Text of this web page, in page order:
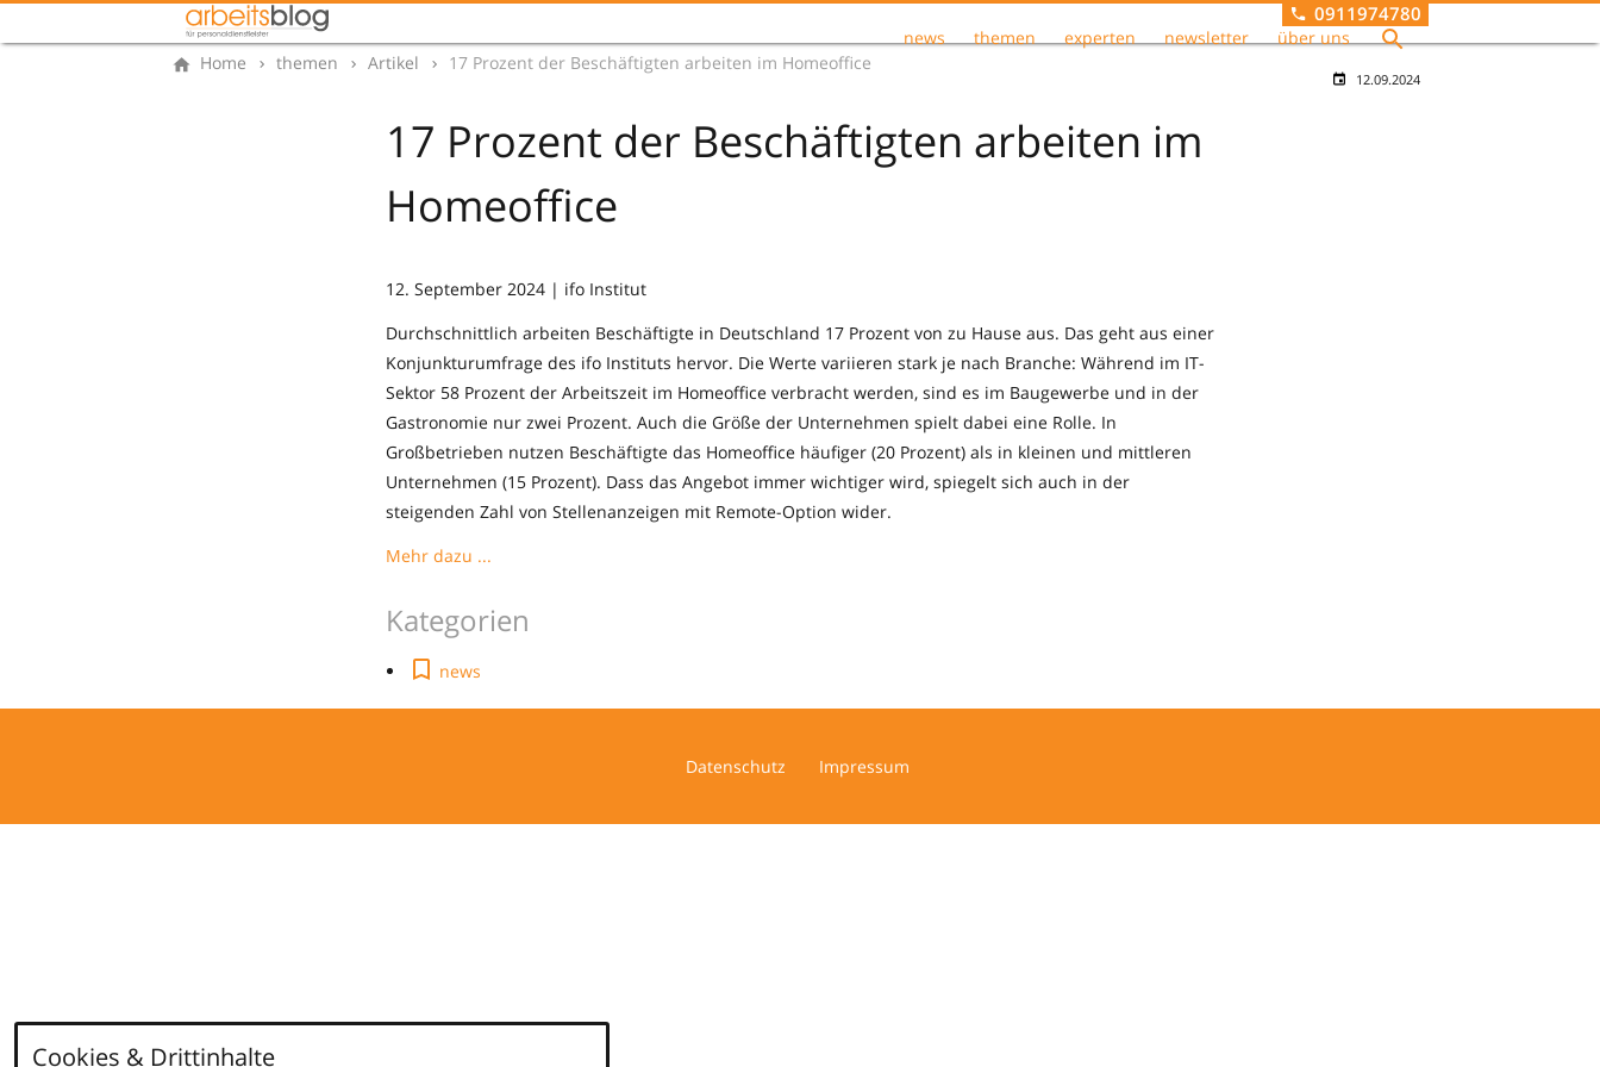
news themen experten newsletter über uns
0911974780
Home themen Artikel 17 Prozent der Beschäftigten arbeiten im Homeoffice
12.09.2024
17 Prozent der Beschäftigten arbeiten im
Homeoffice
12. September 2024 | ifo Institut
Durchschnittlich arbeiten Beschäftigte in Deutschland 17 Prozent von zu Hause aus. Das geht aus einer
Konjunkturumfrage des ifo Instituts hervor. Die Werte variieren stark je nach Branche: Während im IT-
Sektor 58 Prozent der Arbeitszeit im Homeoffice verbracht werden, sind es im Baugewerbe und in der
Gastronomie nur zwei Prozent. Auch die Größe der Unternehmen spielt dabei eine Rolle. In
Großbetrieben nutzen Beschäftigte das Homeoffice häufiger (20 Prozent) als in kleinen und mittleren
Unternehmen (15 Prozent). Dass das Angebot immer wichtiger wird, spiegelt sich auch in der
steigenden Zahl von Stellenanzeigen mit Remote-Option wider.
Mehr dazu ...
Kategorien
news
Datenschutz Impressum
Cookies & Drittinhalte